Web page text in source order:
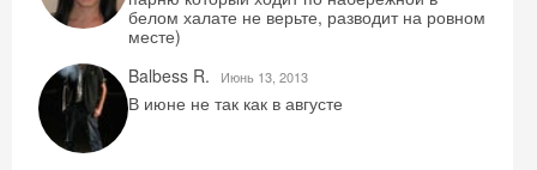
белом халате не верьте, разводит на ровном
месте)
Balbess R.
Июнь 13, 2013
В июне не так как в августе
Скидка −5%
Хочешь дешевле? Оставь почту и получи
промокод на первое бронирование!